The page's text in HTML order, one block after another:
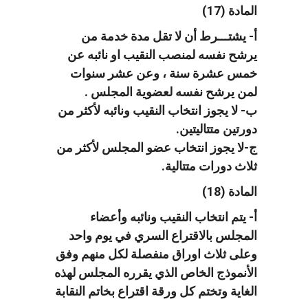
المادة (17)
أ- يشتـــرط أن لا تقل مدة خدمة من
يرشح نفسه لمنصب النقيب او نائبه عن
خمس عشرة سنة ، وعن عشر سنوات
لمن يرشح نفسه لعضوية المجلس .
ب- لا يجوز انتخاب النقيب ونائبه لأكثر من
دورتين متتاليتين.
ج-لا يجوز انتخاب عضو المجلس لأكثر من
ثلاث دورات متتالية.
المادة (18)
أ- يتم انتخاب النقيب ونائبه وأعضاء
المجلس بالاقتراع السري في يوم واحد
وعلى ثلاث اوراق منفصلة لكل منهم وفق
الأنموذج الخاص الذي يقرره المجلس لهذه
الغاية وتختم كل ورقة اقتراع بخاتم النقابة